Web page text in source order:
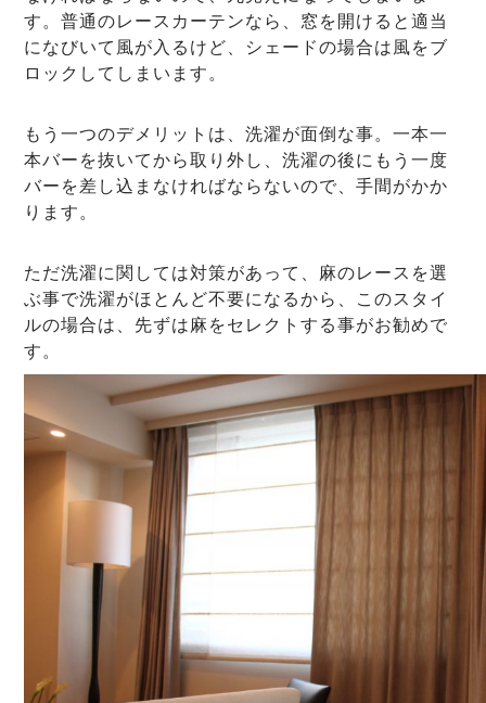
す。普通のレースカーテンなら、窓を開けると適当
になびいて風が入るけど、シェードの場合は風をブ
ロックしてしまいます。
もう一つのデメリットは、洗濯が面倒な事。一本一
本バーを抜いてから取り外し、洗濯の後にもう一度
バーを差し込まなければならないので、手間がかか
ります。
ただ洗濯に関しては対策があって、麻のレースを選
ぶ事で洗濯がほとんど不要になるから、このスタイ
ルの場合は、先ずは麻をセレクトする事がお勧めで
す。